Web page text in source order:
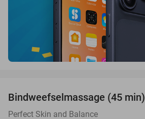
Bindweefselmassage (45 min)
Perfect Skin and Balance